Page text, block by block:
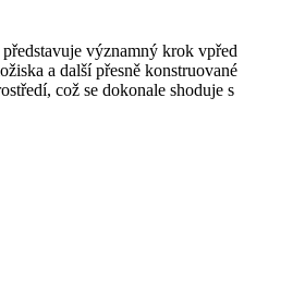
významný krok vpřed
a další přesně konstruované
což se dokonale shoduje s